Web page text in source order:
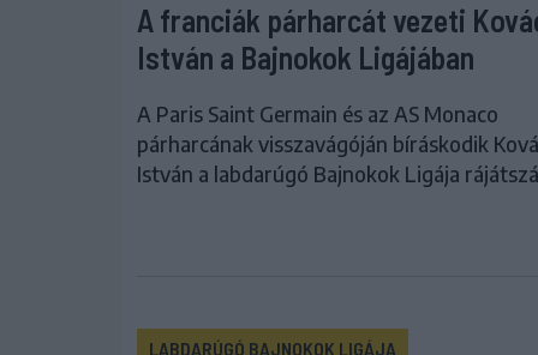
A franciák párharcát vezeti
István a Bajnokok Ligájában
A Paris Saint Germain és az AS Monaco
párharcának visszavágóján bíráskodik
István a labdarúgó Bajnokok Ligája
LABDARÚGÓ BAJNOKOK LIGÁJA